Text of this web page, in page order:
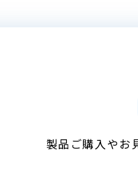
製品ご購入やお